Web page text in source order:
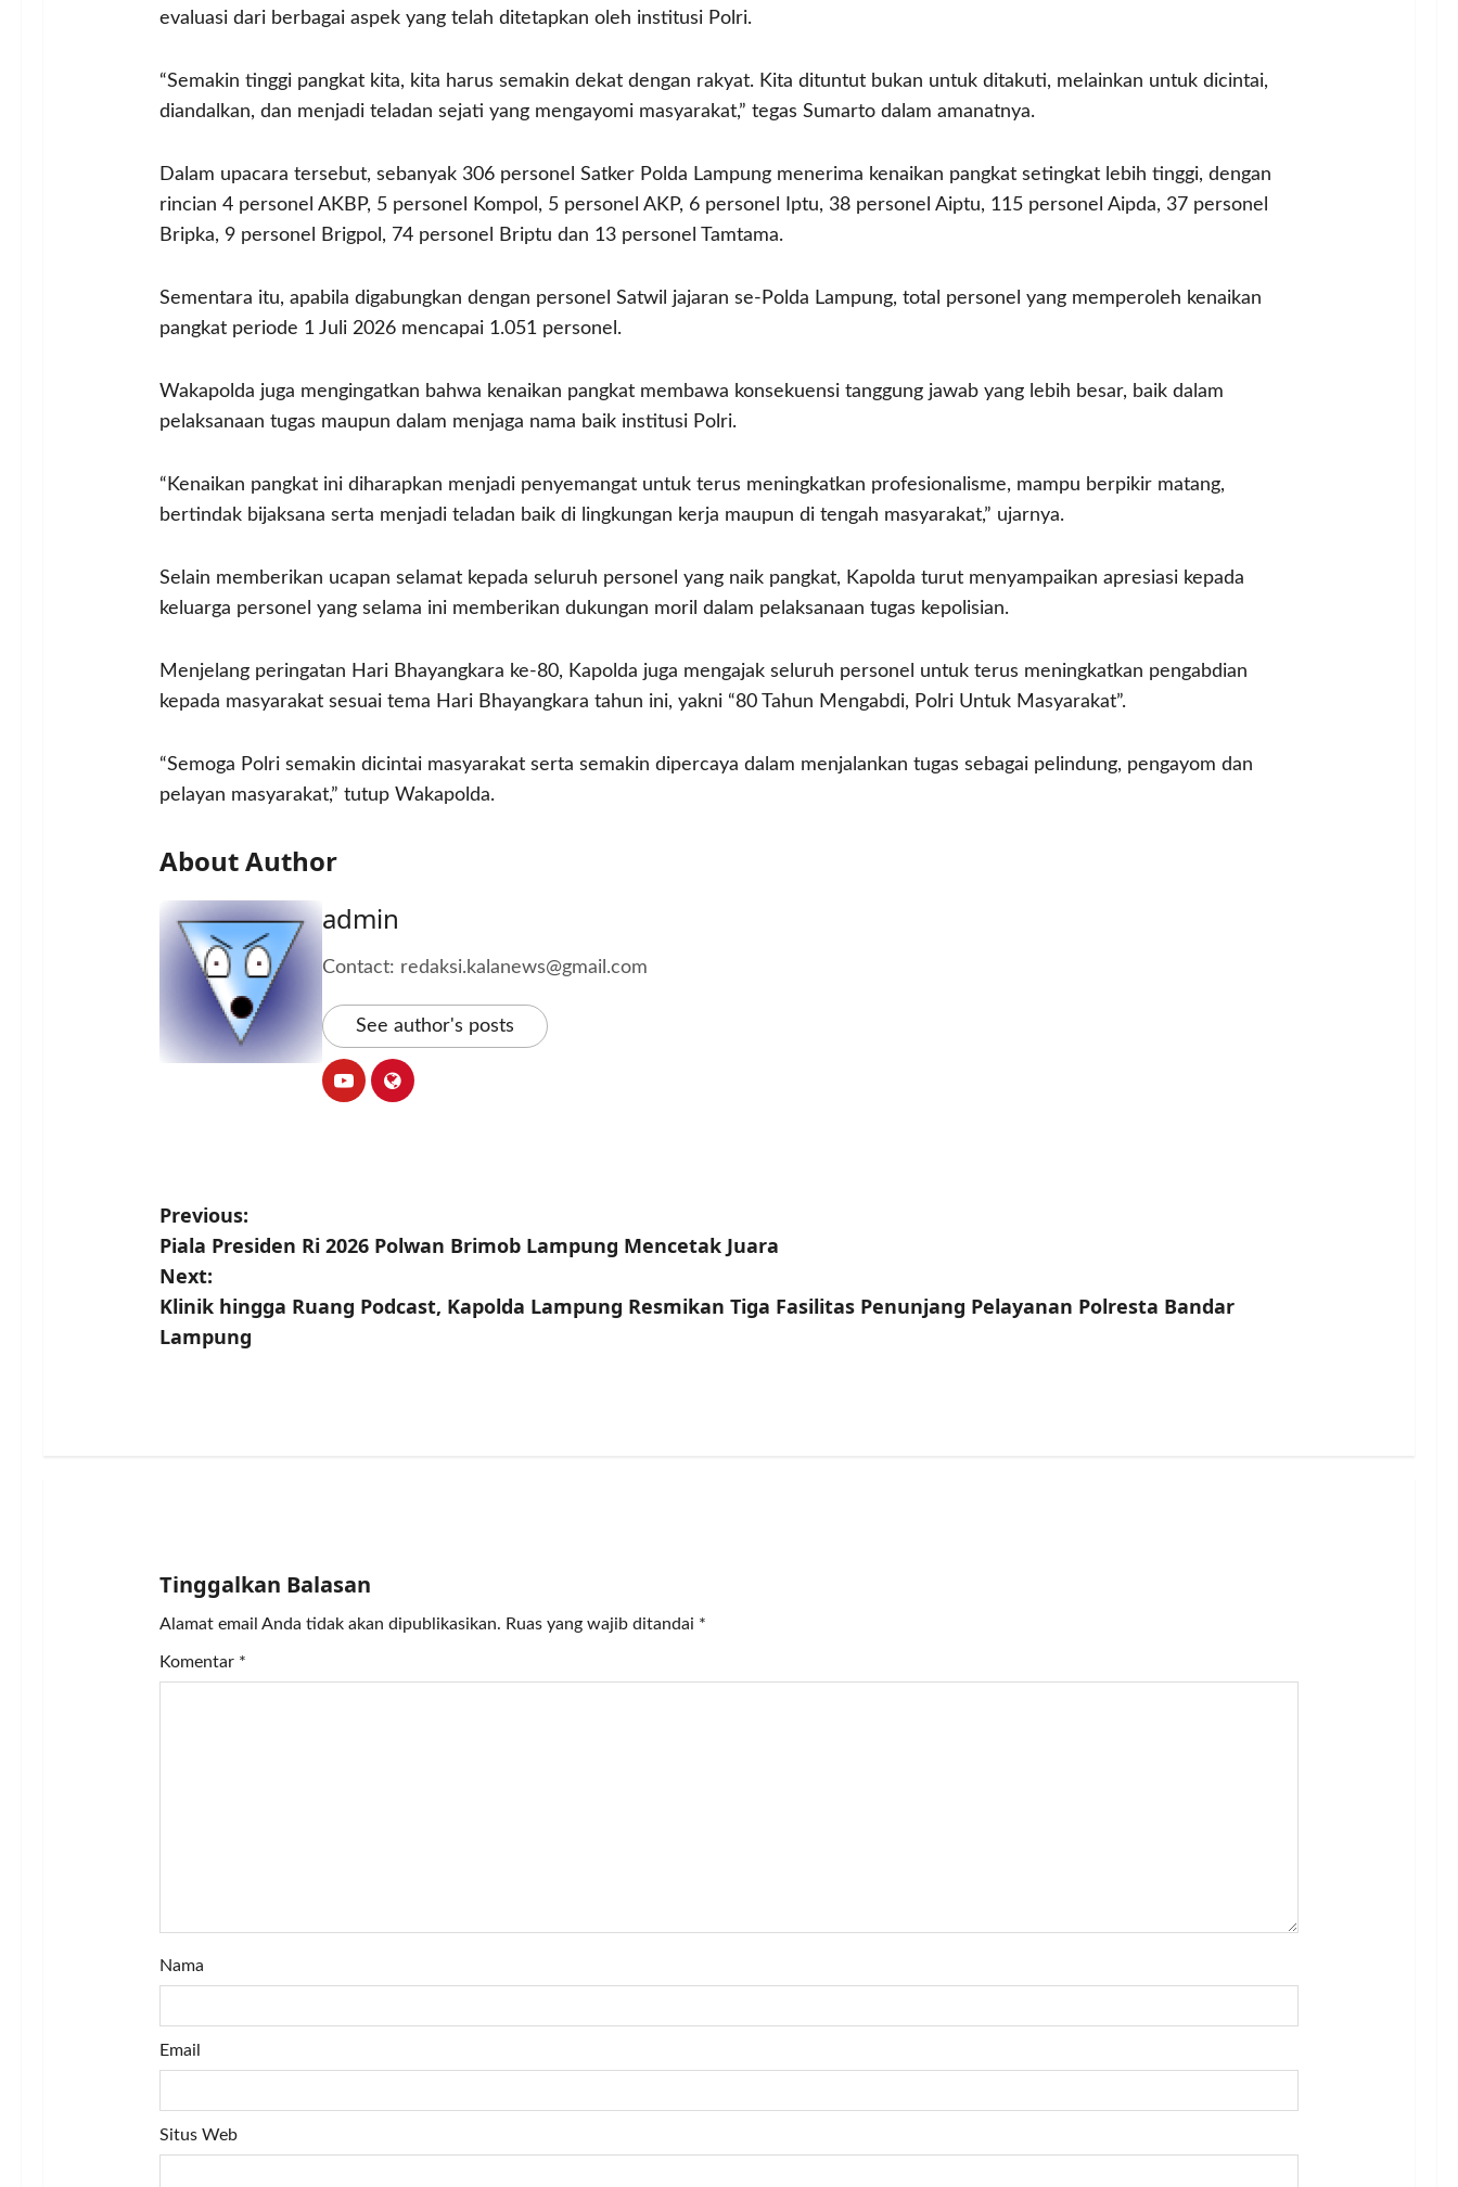
evaluasi dari berbagai aspek yang telah ditetapkan oleh institusi Polri.
“Semakin tinggi pangkat kita, kita harus semakin dekat dengan rakyat. Kita dituntut bukan untuk ditakuti, melainkan untuk dicintai,
diandalkan, dan menjadi teladan sejati yang mengayomi masyarakat,” tegas Sumarto dalam amanatnya.
Dalam upacara tersebut, sebanyak 306 personel Satker Polda Lampung menerima kenaikan pangkat setingkat lebih tinggi, dengan
rincian 4 personel AKBP, 5 personel Kompol, 5 personel AKP, 6 personel Iptu, 38 personel Aiptu, 115 personel Aipda, 37 personel
Bripka, 9 personel Brigpol, 74 personel Briptu dan 13 personel Tamtama.
Sementara itu, apabila digabungkan dengan personel Satwil jajaran se-Polda Lampung, total personel yang memperoleh kenaikan
pangkat periode 1 Juli 2026 mencapai 1.051 personel.
Wakapolda juga mengingatkan bahwa kenaikan pangkat membawa konsekuensi tanggung jawab yang lebih besar, baik dalam
pelaksanaan tugas maupun dalam menjaga nama baik institusi Polri.
“Kenaikan pangkat ini diharapkan menjadi penyemangat untuk terus meningkatkan profesionalisme, mampu berpikir matang,
bertindak bijaksana serta menjadi teladan baik di lingkungan kerja maupun di tengah masyarakat,” ujarnya.
Selain memberikan ucapan selamat kepada seluruh personel yang naik pangkat, Kapolda turut menyampaikan apresiasi kepada
keluarga personel yang selama ini memberikan dukungan moril dalam pelaksanaan tugas kepolisian.
Menjelang peringatan Hari Bhayangkara ke-80, Kapolda juga mengajak seluruh personel untuk terus meningkatkan pengabdian
kepada masyarakat sesuai tema Hari Bhayangkara tahun ini, yakni “80 Tahun Mengabdi, Polri Untuk Masyarakat”.
“Semoga Polri semakin dicintai masyarakat serta semakin dipercaya dalam menjalankan tugas sebagai pelindung, pengayom dan
pelayan masyarakat,” tutup Wakapolda.
About Author
admin
Contact: redaksi.kalanews@gmail.com
See author's posts
P
o
s
t
g
a
t
Previous:
Piala Presiden Ri 2026 Polwan Brimob Lampung Mencetak Juara
Next:
Klinik hingga Ruang Podcast, Kapolda Lampung Resmikan Tiga Fasilitas Penunjang Pelayanan Polresta Bandar
Lampung
Tinggalkan Balasan
Alamat email Anda tidak akan dipublikasikan. Ruas yang wajib ditandai *
Komentar *
Nama
Email
Situs Web